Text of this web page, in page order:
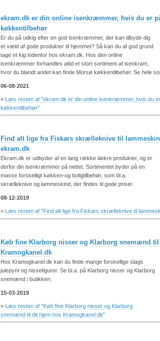
ekram.dk er din online isenkræmmer, hvis du er
køkkentilbehør
Er du på udkig efter en god isenkræmmer, der kan tilbyde dig
et væld af gode produkter til hjemmet? Så kan du af god grund
tage et kig indenfor hos ekram.dk. Hos den online
isenkræmmer forhandles altid et stort sortiment af isenkram,
hvor du blandt andet kan finde Morsø køkkentilbehør. Se hele
06-08-2021
» Læs resten af "ekram.dk er din online isenkræmmer, hvis du
køkkentilbehør"
Find alt lige fra Fiskars skrælleknive til
ekram.dk
Ekram.dk er udbyder af en lang række lækre produkter, og er
derfor din isenkræmmer på nettet. Sortimentet byder på en
masse forskelligt køkken-og boligtilbehør, som bl.a.
skrælleknive og lammeskind, der findes til gode priser.
08-12-2019
» Læs resten af "Find alt lige fra Fiskars skrælleknive til
Køb fine Klarborg nisser og Klarborg snemænd
Kramogkanel.dk
Hos Kramogkanel.dk kan du finde mange forskellige slags
julepynt og nissefigurer. Se bl.a. på Klarborg nisser og Klarborg
snemænd i butikken.
15-03-2019
» Læs resten af "Køb fine Klarborg nisser og Klarborg
snemænd til dit hjem hos Kramogkanel.dk"